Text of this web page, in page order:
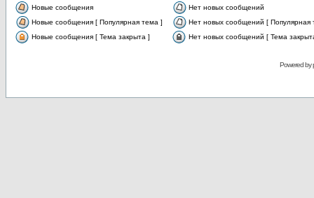
Новые сообщения
Нет новых сообщений
Новые сообщения [ Популярная тема ]
Нет новых сообщений [ Популярная
Новые сообщения [ Тема закрыта ]
Нет новых сообщений [ Тема
Powered by